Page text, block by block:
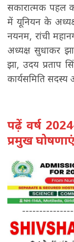
सकारात्मक पहल
में यूनियन के
नयनम, रांची
अध्यक्ष सुधाकर
झा, उदय प्रताप
कार्यसमिति सदस्य
पढ़ें वर्ष
प्रमुख